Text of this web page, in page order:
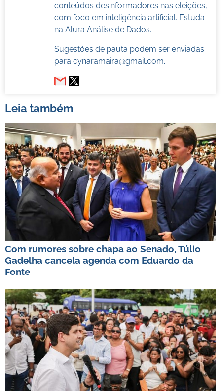
conteúdos desinformadores nas eleições,
com foco em inteligência artificial. Estuda
na Alura Análise de Dados.
Sugestões de pauta podem ser enviadas
para cynaramaira@gmail.com.
Leia também
Com rumores sobre chapa ao Senado, Túlio
Gadelha cancela agenda com Eduardo da
Fonte